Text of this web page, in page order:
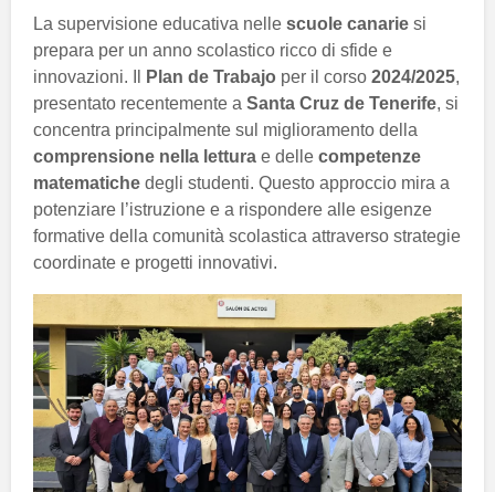
La supervisione educativa nelle scuole canarie si
prepara per un anno scolastico ricco di sfide e
innovazioni. Il
Plan de Trabajo per il corso 2024/2025,
presentato recentemente a Santa Cruz de Tenerife, si
concentra principalmente sul miglioramento della
comprensione nella lettura e delle competenze
matematiche degli studenti. Questo approccio mira a
potenziare l’istruzione e a rispondere alle esigenze
formative della comunità scolastica attraverso strategie
coordinate e progetti innovativi.